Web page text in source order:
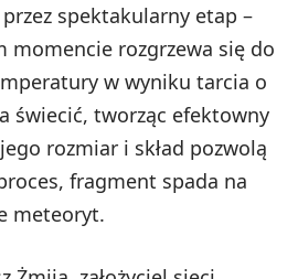
spektakularny etap –
momencie rozgrzewa się do
w wyniku tarcia o
świecić, tworząc efektowny
rozmiar i skład pozwolą
fragment spada na
meteoryt.